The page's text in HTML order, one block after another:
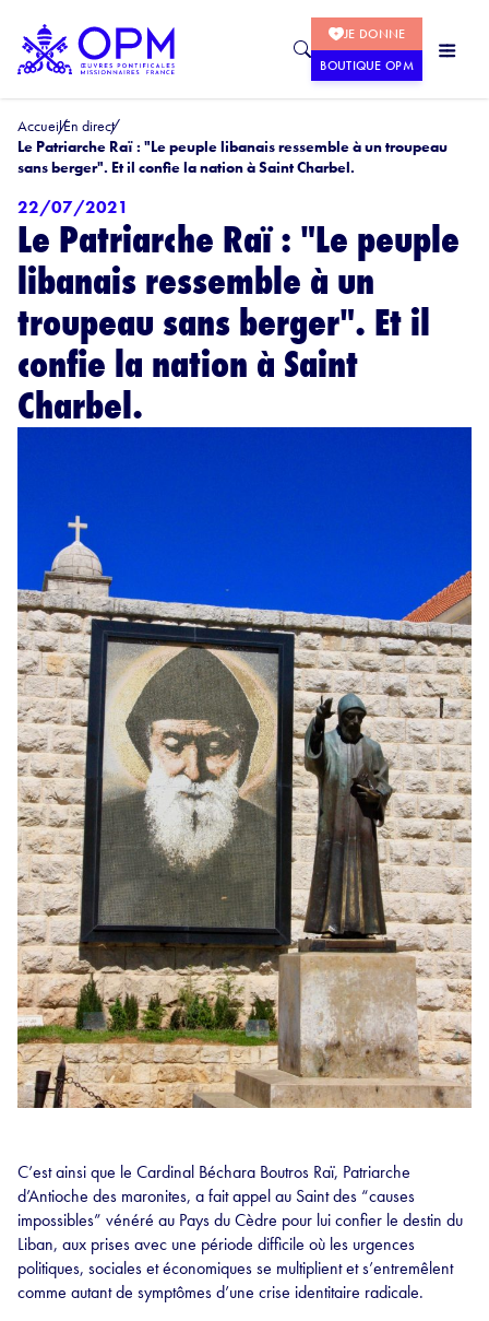
JE DONNE
BOUTIQUE OPM
AccueilEn direct
Le Patriarche Raï : "Le peuple libanais ressemble à un troupeau
sans berger". Et il confie la nation à Saint Charbel.
22/07/2021
Le Patriarche Raï : "Le peuple
libanais ressemble à un
troupeau sans berger". Et il
confie la nation à Saint
Charbel.
C’est ainsi que le Cardinal Béchara Boutros Raï, Patriarche
d’Antioche des maronites, a fait appel au Saint des “causes
impossibles” vénéré au Pays du Cèdre pour lui confier le destin du
Liban, aux prises avec une période difficile où les urgences
politiques, sociales et économiques se multiplient et s’entremêlent
comme autant de symptômes d’une crise identitaire radicale.